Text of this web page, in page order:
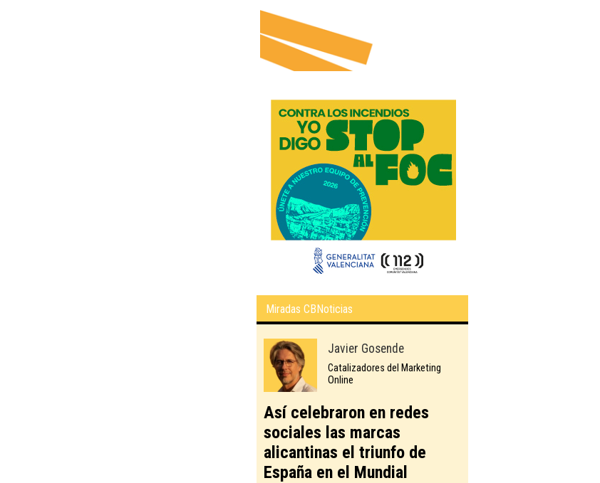
Miradas CBNoticias
Javier Gosende
Catalizadores del Marketing
Online
Así celebraron en redes
sociales las marcas
alicantinas el triunfo de
España en el Mundial